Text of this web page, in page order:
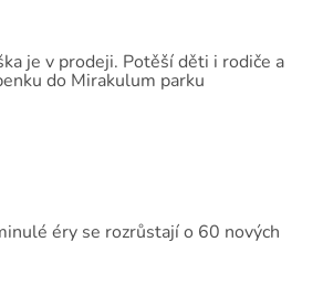
je v prodeji. Potěší děti i rodiče a
do Mirakulum parku
éry se rozrůstají o 60 nových